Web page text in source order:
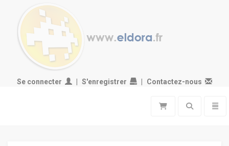
Se connecter S'enregistrer Contactez-nous
Toggle search